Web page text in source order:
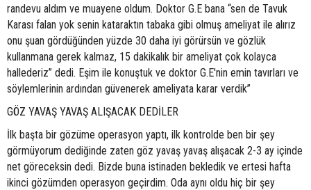
randevu aldım ve muayene oldum. Doktor G.E bana “sen de Tavuk
Karası falan yok senin kataraktın tabaka gibi olmuş ameliyat ile alırız
onu şuan gördüğünden yüzde 30 daha iyi görürsün ve gözlük
kullanmana gerek kalmaz, 15 dakikalık bir ameliyat çok kolayca
hallederiz” dedi. Eşim ile konuştuk ve doktor G.E'nin emin tavırları ve
söylemlerinin ardından güvenerek ameliyata karar verdik”
GÖZ YAVAŞ YAVAŞ ALIŞACAK DEDİLER
İlk başta bir gözüme operasyon yaptı, ilk kontrolde ben bir şey
görmüyorum dediğinde zaten göz yavaş yavaş alışacak 2-3 ay içinde
net göreceksin dedi. Bizde buna istinaden bekledik ve ertesi hafta
ikinci gözümden operasyon geçirdim. Oda aynı oldu hiç bir şey